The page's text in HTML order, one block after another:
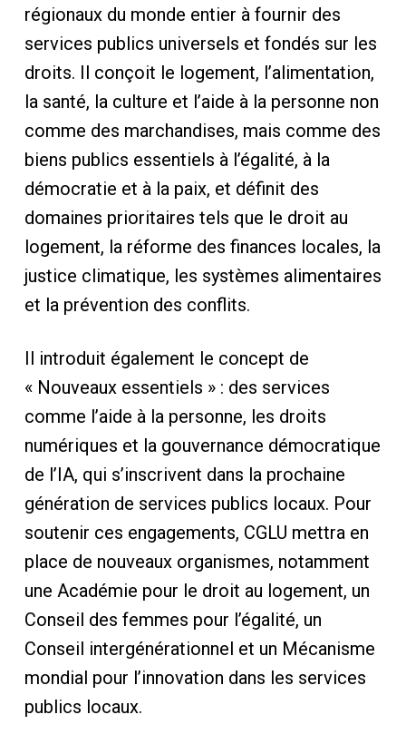
régionaux du monde entier à fournir des
services publics universels et fondés sur les
droits. Il conçoit le logement, l’alimentation,
la santé, la culture et l’aide à la personne non
comme des marchandises, mais comme des
biens publics essentiels à l’égalité, à la
démocratie et à la paix, et définit des
domaines prioritaires tels que le droit au
logement, la réforme des finances locales, la
justice climatique, les systèmes alimentaires
et la prévention des conflits.
Il introduit également le concept de
« Nouveaux essentiels » : des services
comme l’aide à la personne, les droits
numériques et la gouvernance démocratique
de l’IA, qui s’inscrivent dans la prochaine
génération de services publics locaux. Pour
soutenir ces engagements, CGLU mettra en
place de nouveaux organismes, notamment
une Académie pour le droit au logement, un
Conseil des femmes pour l’égalité, un
Conseil intergénérationnel et un Mécanisme
mondial pour l’innovation dans les services
publics locaux.